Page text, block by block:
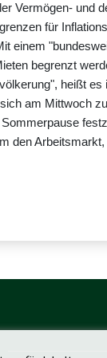
Vermögen- und
für
einem
begrenzt
heißt es
am Mittwoch
den